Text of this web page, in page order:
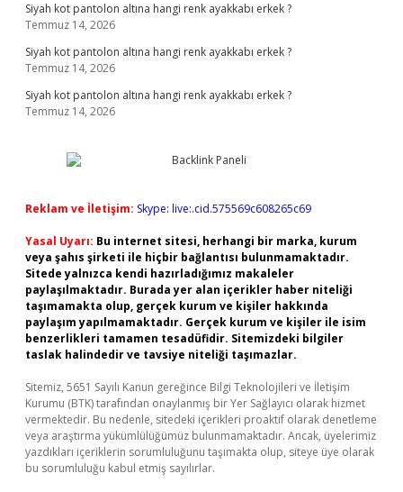
Siyah kot pantolon altına hangi renk ayakkabı erkek ?
Temmuz 14, 2026
Siyah kot pantolon altına hangi renk ayakkabı erkek ?
Temmuz 14, 2026
Siyah kot pantolon altına hangi renk ayakkabı erkek ?
Temmuz 14, 2026
Reklam ve İletişim: Skype: live:.cid.575569c608265c69
Yasal Uyarı: Bu internet sitesi, herhangi bir marka, kurum
veya şahıs şirketi ile hiçbir bağlantısı bulunmamaktadır.
Sitede yalnızca kendi hazırladığımız makaleler
paylaşılmaktadır. Burada yer alan içerikler haber niteliği
taşımamakta olup, gerçek kurum ve kişiler hakkında
paylaşım yapılmamaktadır. Gerçek kurum ve kişiler ile isim
benzerlikleri tamamen tesadüfidir. Sitemizdeki bilgiler
taslak halindedir ve tavsiye niteliği taşımazlar.
Sitemiz, 5651 Sayılı Kanun gereğince Bilgi Teknolojileri ve İletişim
Kurumu (BTK) tarafından onaylanmış bir Yer Sağlayıcı olarak hizmet
vermektedir. Bu nedenle, sitedeki içerikleri proaktif olarak denetleme
veya araştırma yükümlülüğümüz bulunmamaktadır. Ancak, üyelerimiz
yazdıkları içeriklerin sorumluluğunu taşımakta olup, siteye üye olarak
bu sorumluluğu kabul etmiş sayılırlar.